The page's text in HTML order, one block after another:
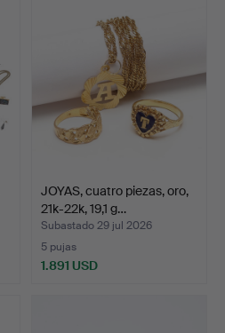
JOYAS, cuatro piezas, oro,
21k-22k, 19,1 g…
Subastado 29 jul 2026
5 pujas
1.891 USD